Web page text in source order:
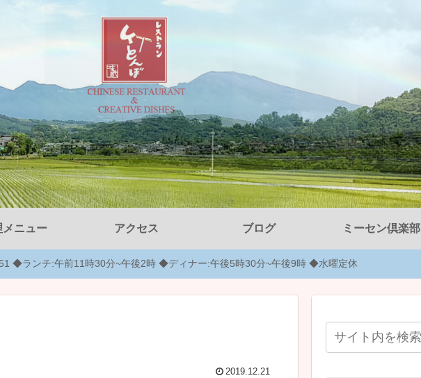
メニュー アクセス ブログ ミーセン倶楽部
◆ランチ:午前11時30分~午後2時 ◆ディナー:午後5時30分~午後9時 ◆水曜定休
2019.12.21